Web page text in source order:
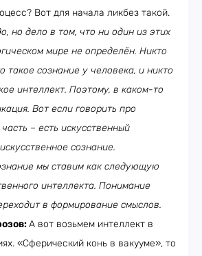
Вот для начала ликбез такой.
но дело в том, что ни один из этих
мире не определён. Никто
такое сознание у человека, и никто
интеллект. Поэтому, в каком-то
Вот если говорить про
– есть искусственный
сознание.
мы ставим как следующую
интеллекта. Понимание
в формирование смыслов.
А вот возьмем интеллект в
«Сферический конь в вакууме», то